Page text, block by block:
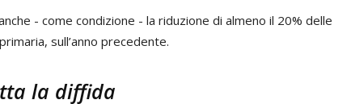
- come condizione - la riduzione di almeno il 20% delle
sull’anno precedente.
la diffida